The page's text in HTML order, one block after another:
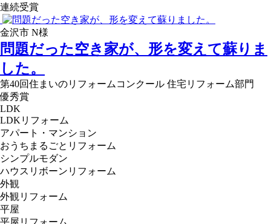
連続受賞
金沢市 N様
問題だった空き家が、形を変えて蘇りま
した。
第40回住まいのリフォームコンクール 住宅リフォーム部門
優秀賞
LDK
LDKリフォーム
アパート・マンション
おうちまるごとリフォーム
シンプルモダン
ハウスリボーンリフォーム
外観
外観リフォーム
平屋
平屋リフォーム